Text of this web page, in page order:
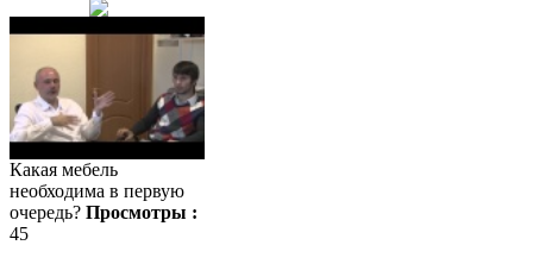
Какая мебель
необходима в первую
очередь? Просмотры :
45